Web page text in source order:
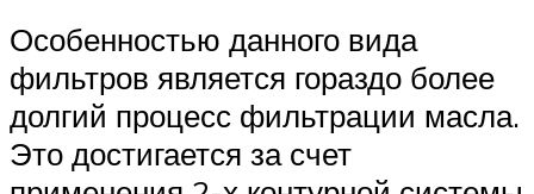
Особенностью данного вида
фильтров является гораздо более
долгий процесс фильтрации масла.
Это достигается за счет